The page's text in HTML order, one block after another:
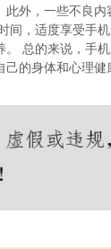
外，一些不良内
间，适度享受手
总的来说，手
的身体和心理